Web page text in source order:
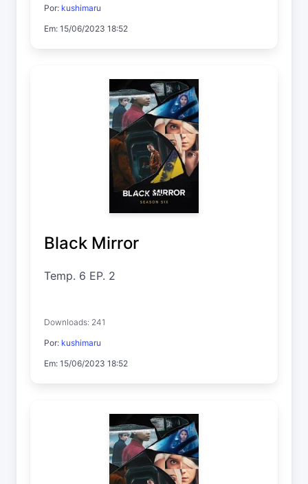
Por: kushimaru
Em: 15/06/2023 18:52
Black Mirror
Temp. 6 EP. 2
Downloads: 241
Por: kushimaru
Em: 15/06/2023 18:52